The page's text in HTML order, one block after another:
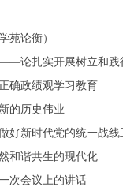
苑论衡）
论扎实开展树立和践
确政绩观学习教育
的历史伟业
好新时代党的统一战
和谐共生的现代化
次会议上的讲话